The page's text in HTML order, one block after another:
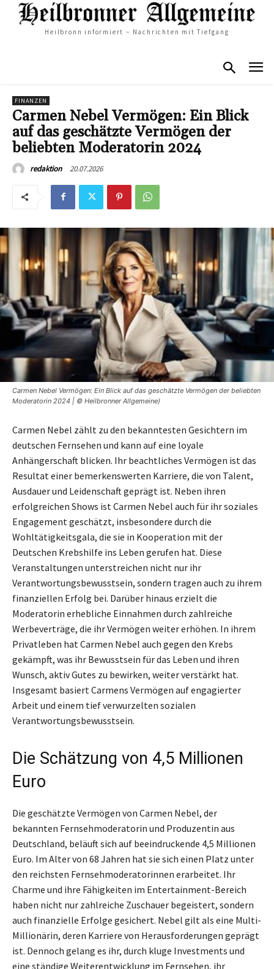
Heilbronn informiert – Nachrichten mit Tiefgang
FINANZEN
Carmen Nebel Vermögen: Ein Blick
auf das geschätzte Vermögen der
beliebten Moderatorin 2024
redaktion 20.07.2026
Carmen Nebel Vermögen: Ein Blick auf das geschätzte Vermögen der beliebten
Moderatorin 2024 | © Heilbronner Allgemeine)
Carmen Nebel zählt zu den bekanntesten Gesichtern im
deutschen Fernsehen und kann auf eine loyale
Anhängerschaft blicken. Ihr beachtliches Vermögen ist das
Resultat einer bemerkenswerten Karriere, die von Talent,
Ausdauer und Leidenschaft geprägt ist. Neben ihren
erfolgreichen Shows ist Carmen Nebel auch für ihr soziales
Engagement geschätzt, insbesondere durch die
Wohltätigkeitsgala, die sie in Kooperation mit der
Deutschen Krebshilfe ins Leben gerufen hat. Diese
Veranstaltungen unterstreichen nicht nur ihr
Verantwortungsbewusstsein, sondern tragen auch zu ihrem
finanziellen Erfolg bei. Darüber hinaus erzielt die
Moderatorin erhebliche Einnahmen durch zahlreiche
Werbeverträge, die ihr Vermögen weiter erhöhen. In ihrem
Privatleben hat Carmen Nebel auch gegen den Krebs
gekämpft, was ihr Bewusstsein für das Leben und ihren
Wunsch, aktiv Gutes zu bewirken, weiter verstärkt hat.
Insgesamt basiert Carmens Vermögen auf engagierter
Arbeit und einem tief verwurzelten sozialen
Verantwortungsbewusstsein.
Die Schätzung von 4,5 Millionen
Euro
Die geschätzte Vermögen von Carmen Nebel, der
bekannten Fernsehmoderatorin und Produzentin aus
Deutschland, beläuft sich auf beeindruckende 4,5 Millionen
Euro. Im Alter von 68 Jahren hat sie sich einen Platz unter
den reichsten Fernsehmoderatorinnen erarbeitet. Ihr
Charme und ihre Fähigkeiten im Entertainment-Bereich
haben nicht nur zahlreiche Zuschauer begeistert, sondern
auch finanzielle Erfolge gesichert. Nebel gilt als eine Multi-
Millionärin, deren Karriere von Herausforderungen geprägt
ist. Dennoch gelang es ihr, durch kluge Investments und
eine ständige Weiterentwicklung im Fernsehen, ihr